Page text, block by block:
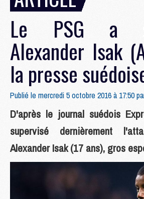
Le PSG a
Alexander Isak
la presse
Publié le mercredi 5 octobre 2016 à 17:50
D'après le journal suédois
supervisé dernièrement
Alexander Isak (17 ans), gros